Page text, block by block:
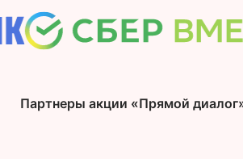
Партнеры акции «Прямой